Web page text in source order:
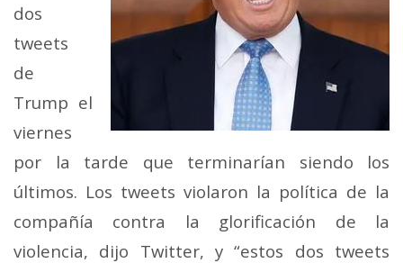
dos
tweets
de
Trump el
viernes
por la tarde que terminarían siendo los
últimos. Los tweets violaron la política de la
compañía contra la glorificación de la
violencia, dijo Twitter, y “estos dos tweets